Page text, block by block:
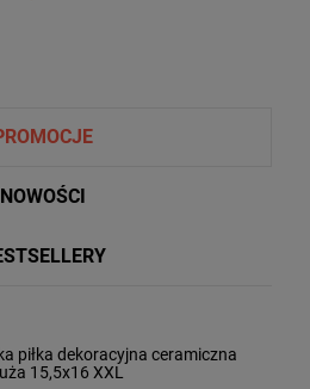
NOWOŚCI
piłka dekoracyjna ceramiczna
15,5x16 XXL
drewniana drzewo
185559